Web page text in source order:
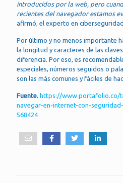
introducidos por la web, pero
recientes del navegador estamos
afirmó, el experto en
Por último y no menos importante
la longitud y caracteres de las
diferencia. Por eso, es
especiales, números seguidos o
son las más comunes y fáciles de
Fuente. https://www.portafolio.co/
navegar-en-internet-con-
568424